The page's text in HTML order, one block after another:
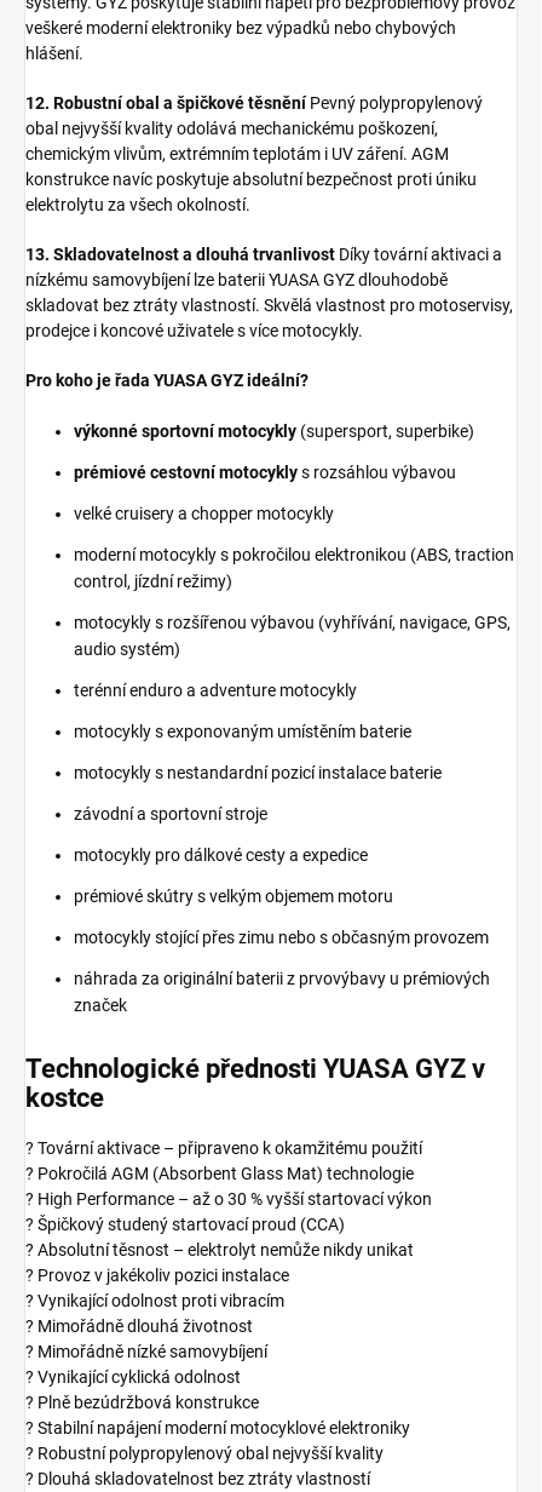
veškeré moderní elektroniky bez výpadků nebo chybových
hlášení.
12. Robustní obal a špičkové těsněníPevný polypropylenový
obal nejvyšší kvality odolává mechanickému poškození,
chemickým vlivům, extrémním teplotám i UV záření. AGM
konstrukce navíc poskytuje absolutní bezpečnost proti úniku
elektrolytu za všech okolností.
13. Skladovatelnost a dlouhá trvanlivost Díky tovární aktivaci a
nízkému samovybíjení lze baterii YUASA GYZ dlouhodobě
skladovat bez ztráty vlastností. Skvělá vlastnost pro motoservisy,
prodejce i koncové uživatele s více motocykly.
Pro koho je řada YUASA GYZ ideální?
výkonné sportovní motocykly (supersport, superbike)
prémiové cestovní motocyklys rozsáhlou výbavou
velké cruisery a chopper motocykly
moderní motocykly s pokročilou elektronikou (ABS, traction
control, jízdní režimy)
motocykly s rozšířenou výbavou (vyhřívání, navigace, GPS,
audio systém)
terénní enduro a adventure motocykly
motocykly s exponovaným umístěním baterie
motocykly s nestandardní pozicí instalace baterie
závodní a sportovní stroje
motocykly pro dálkové cesty a expedice
prémiové skútry s velkým objemem motoru
motocykly stojící přes zimu nebo s občasným provozem
náhrada za originální baterii z prvovýbavy u prémiových
značek
Technologické přednosti YUASA GYZ v
kostce
? Tovární aktivace – připraveno k okamžitému použití
? Pokročilá AGM (Absorbent Glass Mat) technologie
? High Performance – až o 30 % vyšší startovací výkon
? Špičkový studený startovací proud (CCA)
? Absolutní těsnost – elektrolyt nemůže nikdy unikat
? Provoz v jakékoliv pozici instalace
? Vynikající odolnost proti vibracím
? Mimořádně dlouhá životnost
? Mimořádně nízké samovybíjení
? Vynikající cyklická odolnost
? Plně bezúdržbová konstrukce
? Stabilní napájení moderní motocyklové elektroniky
? Robustní polypropylenový obal nejvyšší kvality
? Dlouhá skladovatelnost bez ztráty vlastností